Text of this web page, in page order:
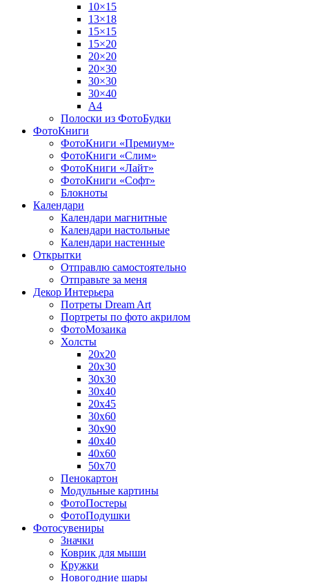
10×15
13×18
15×15
15×20
20×20
20×30
30×30
30×40
A4
Полоски из ФотоБудки
ФотоКниги
ФотоКниги «Премиум»
ФотоКниги «Слим»
ФотоКниги «Лайт»
ФотоКниги «Софт»
Блокноты
Календари
Календари магнитные
Календари настольные
Календари настенные
Открытки
Отправлю самостоятельно
Отправьте за меня
Декор Интерьера
Потреты Dream Art
Портреты по фото акрилом
ФотоМозаика
Холсты
20х20
20х30
30х30
30х40
20х45
30х60
30х90
40х40
40х60
50х70
Пенокартон
Модульные картины
ФотоПостеры
ФотоПодушки
Фотоcувениры
Значки
Коврик для мыши
Кружки
Новогодние шары